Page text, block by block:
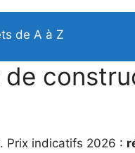
de A à Z
Prix indicatifs 2026 :